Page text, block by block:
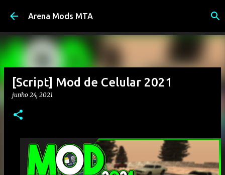
Pular para o conteúdo principal
Arena Mods MTA
[Script] Mod de Celular 2021
junho 24, 2021